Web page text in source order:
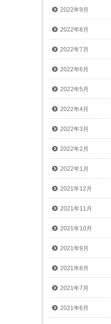
2022年9月
2022年8月
2022年7月
2022年6月
2022年5月
2022年4月
2022年3月
2022年2月
2022年1月
2021年12月
2021年11月
2021年10月
2021年9月
2021年8月
2021年7月
2021年6月